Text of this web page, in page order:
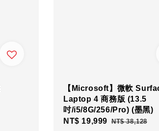
【Microsoft】微軟
Laptop 4 商務版 (13.5
吋/i5/8G/256/Pro) (墨黑)
Sale
NT$ 19,999 Regular
NT$ 38,128